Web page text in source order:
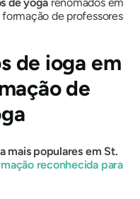
de professores
de ioga em
de
mais populares em St.
reconhecida para